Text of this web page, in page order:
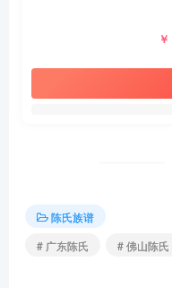
￥
陈氏族谱
# 广东陈氏
# 佛山陈氏